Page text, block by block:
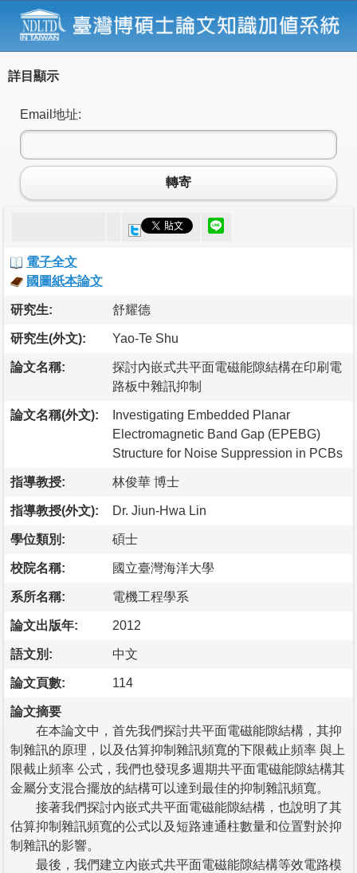
詳目顯示
Email地址:
轉寄
電子全文
國圖紙本論文
研究生: 舒耀德
研究生(外文): Yao-Te Shu
論文名稱:
探討內嵌式共平面電磁能隙結構在印刷電
路板中雜訊抑制
論文名稱(外文):
Investigating Embedded Planar
Electromagnetic Band Gap (EPEBG)
Structure for Noise Suppression in PCBs
指導教授: 林俊華 博士
指導教授(外文): Dr. Jiun-Hwa Lin
學位類別: 碩士
校院名稱: 國立臺灣海洋大學
系所名稱: 電機工程學系
論文出版年: 2012
語文別: 中文
論文頁數: 114
論文摘要
在本論文中，首先我們探討共平面電磁能隙結構，其抑
制雜訊的原理，以及估算抑制雜訊頻寬的下限截止頻率 與上
限截止頻率 公式，我們也發現多週期共平面電磁能隙結構其
金屬分支混合擺放的結構可以達到最佳的抑制雜訊頻寬。
接著我們探討內嵌式共平面電磁能隙結構，也說明了其
估算抑制雜訊頻寬的公式以及短路連通柱數量和位置對於抑
制雜訊的影響。
最後，我們建立內嵌式共平面電磁能隙結構等效電路模